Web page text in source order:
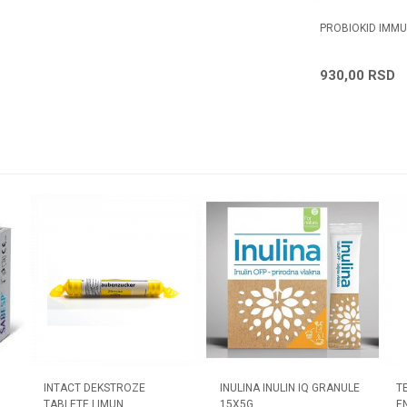
PROBIOKID
930,00 RSD
INTACT DEKSTROZE
TABLETE LIMUN
INULINA INULIN IQ GRANULE
15X5G